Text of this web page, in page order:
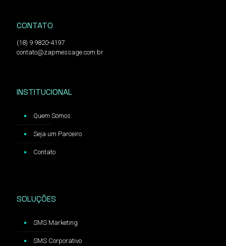
CONTATO
(18) 9 9820-4197
contato@zapmessage.com.br
INSTITUCIONAL
Quem Somos
Seja um Parceiro
Contato
SOLUÇÕES
SMS Marketing
SMS Corporativo